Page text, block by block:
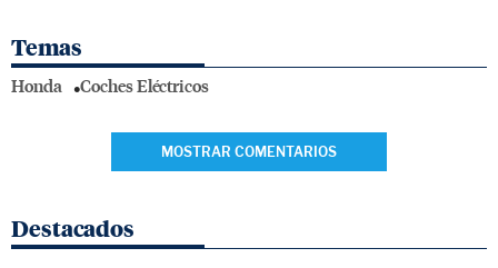
Temas
Honda Coches Eléctricos
MOSTRAR COMENTARIOS
Destacados